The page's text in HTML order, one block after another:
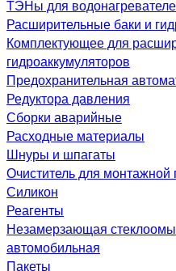
ТЭНы для
Расширительные баки и
Комплектующее для
гидроаккумуляторов
Предохранительная
Редуктора давления
Сборки аварийные
Расходные материалы
Шнуры и шпагаты
Очиститель для монтажной
Силикон
Реагенты
Незамерзающая
автомобильная
Пакеты